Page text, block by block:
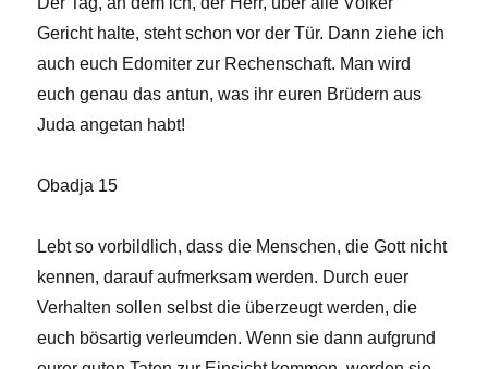
Gericht halte, steht schon vor der Tür. Dann ziehe ich
auch euch Edomiter zur Rechenschaft. Man wird
euch genau das antun, was ihr euren Brüdern aus
Juda angetan habt!
Obadja 15
Lebt so vorbildlich, dass die Menschen, die Gott nicht
kennen, darauf aufmerksam werden. Durch euer
Verhalten sollen selbst die überzeugt werden, die
euch bösartig verleumden. Wenn sie dann aufgrund